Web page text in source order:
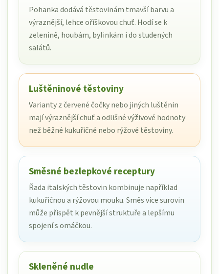
Pohanka dodává těstovinám tmavší barvu a
výraznější, lehce oříškovou chuť. Hodí se k
zelenině, houbám, bylinkám i do studených
salátů.
Luštěninové těstoviny
Varianty z červené čočky nebo jiných luštěnin
mají výraznější chuť a odlišné výživové hodnoty
než běžné kukuřičné nebo rýžové těstoviny.
Směsné bezlepkové receptury
Řada italských těstovin kombinuje například
kukuřičnou a rýžovou mouku. Směs více surovin
může přispět k pevnější struktuře a lepšímu
spojení s omáčkou.
Skleněné nudle